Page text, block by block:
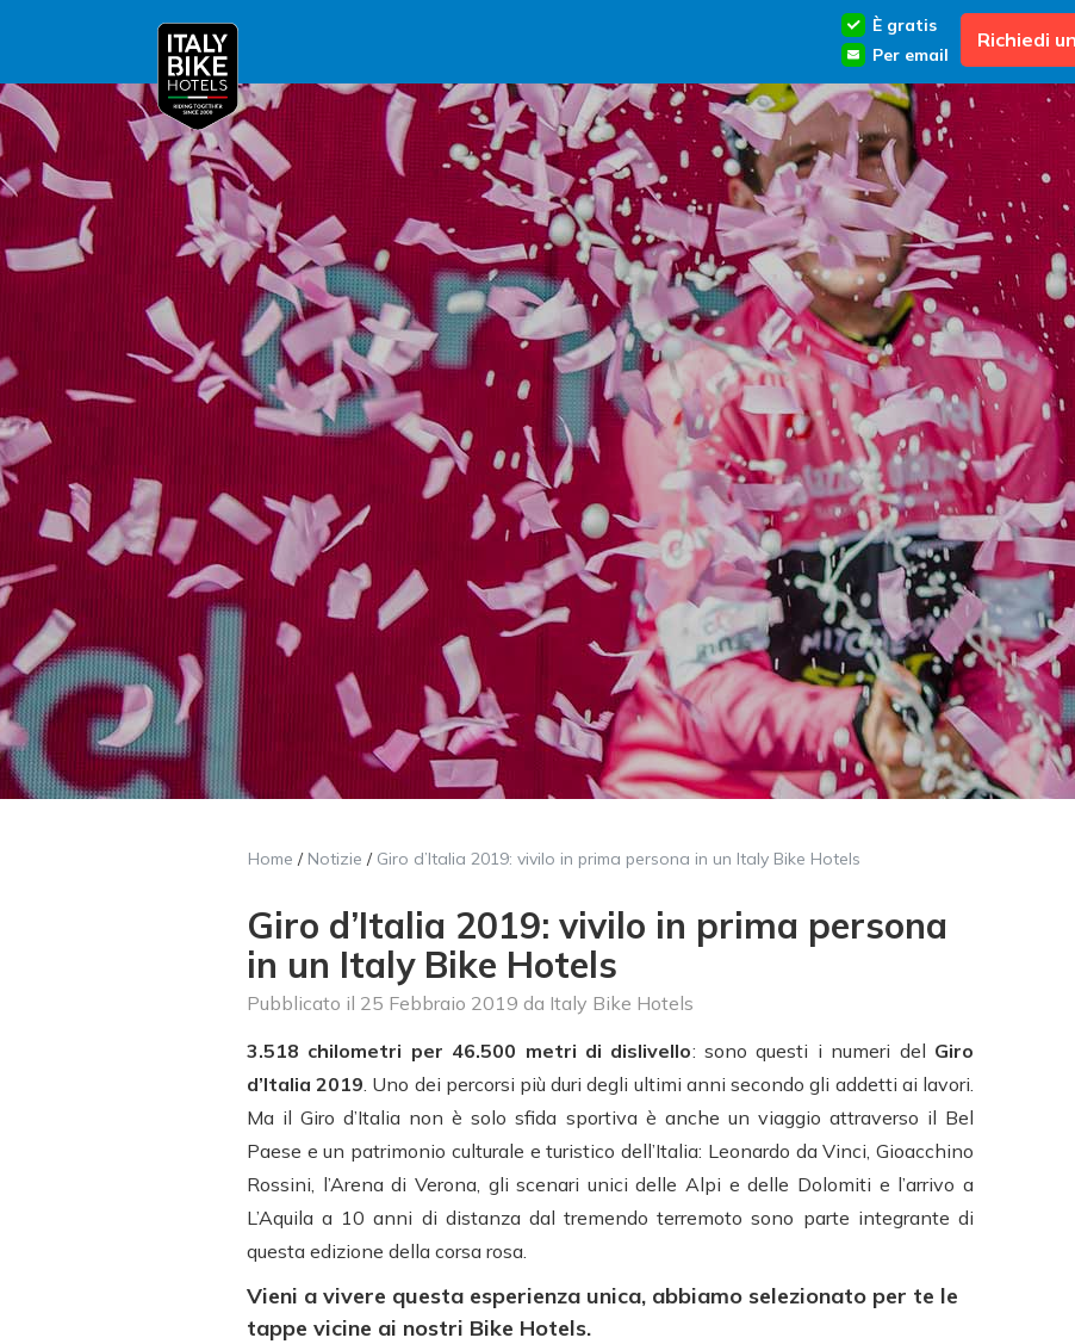
Richiedi
È gratis
Per email
Home / Notizie / Giro d’Italia 2019: vivilo in prima persona in un Italy Bike Hotels
Giro d’Italia 2019: vivilo in prima persona
in un Italy Bike Hotels
Pubblicato il 25 Febbraio 2019 da Italy Bike Hotels
3.518 chilometri per 46.500 metri di dislivello: sono questi i numeri del Giro
d’Italia 2019. Uno dei percorsi più duri degli ultimi anni secondo gli addetti ai lavori.
Ma il Giro d’Italia non è solo sfida sportiva è anche un viaggio attraverso il Bel
Paese e un patrimonio culturale e turistico dell’Italia: Leonardo da Vinci, Gioacchino
Rossini, l’Arena di Verona, gli scenari unici delle Alpi e delle Dolomiti e l’arrivo a
L’Aquila a 10 anni di distanza dal tremendo terremoto sono parte integrante di
questa edizione della corsa rosa.
Vieni a vivere questa esperienza unica, abbiamo selezionato per te le
tappe vicine ai nostri Bike Hotels.